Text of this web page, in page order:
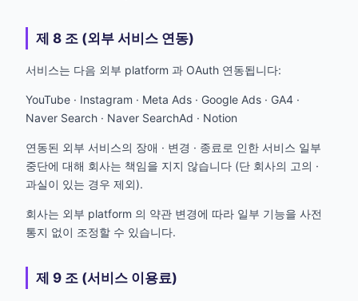
제 8 조 (외부 서비스 연동)
서비스는 다음 외부 platform 과 OAuth 연동됩니다:
YouTube · Instagram · Meta Ads · Google Ads · GA4 ·
Naver Search · Naver SearchAd · Notion
연동된 외부 서비스의 장애 · 변경 · 종료로 인한 서비스 일부
중단에 대해 회사는 책임을 지지 않습니다 (단 회사의 고의 ·
과실이 있는 경우 제외).
회사는 외부 platform 의 약관 변경에 따라 일부 기능을 사전
통지 없이 조정할 수 있습니다.
제 9 조 (서비스 이용료)